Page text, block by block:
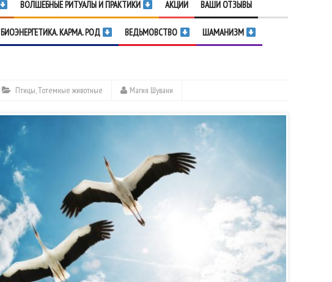
ВОЛШЕБНЫЕ РИТУАЛЫ И ПРАКТИКИ АКЦИИ ВАШИ ОТЗЫВЫ
БИОЭНЕРГЕТИКА. КАРМА. РОД ВЕДЬМОВСТВО ШАМАНИЗМ
Птицы,Тотемные животные Магия Шувани